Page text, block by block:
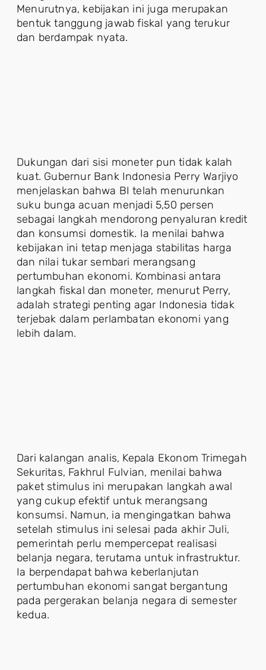
Menurutnya, kebijakan ini juga merupakan
bentuk tanggung jawab fiskal yang terukur
dan berdampak nyata.
Dukungan dari sisi moneter pun tidak kalah
kuat. Gubernur Bank Indonesia Perry Warjiyo
menjelaskan bahwa BI telah menurunkan
suku bunga acuan menjadi 5,50 persen
sebagai langkah mendorong penyaluran kredit
dan konsumsi domestik. Ia menilai bahwa
kebijakan ini tetap menjaga stabilitas harga
dan nilai tukar sembari merangsang
pertumbuhan ekonomi. Kombinasi antara
langkah fiskal dan moneter, menurut Perry,
adalah strategi penting agar Indonesia tidak
terjebak dalam perlambatan ekonomi yang
lebih dalam.
Dari kalangan analis, Kepala Ekonom Trimegah
Sekuritas, Fakhrul Fulvian, menilai bahwa
paket stimulus ini merupakan langkah awal
yang cukup efektif untuk merangsang
konsumsi. Namun, ia mengingatkan bahwa
setelah stimulus ini selesai pada akhir Juli,
pemerintah perlu mempercepat realisasi
belanja negara, terutama untuk infrastruktur.
Ia berpendapat bahwa keberlanjutan
pertumbuhan ekonomi sangat bergantung
pada pergerakan belanja negara di semester
kedua.